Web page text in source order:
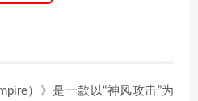
）》是一款以“神风攻击”为